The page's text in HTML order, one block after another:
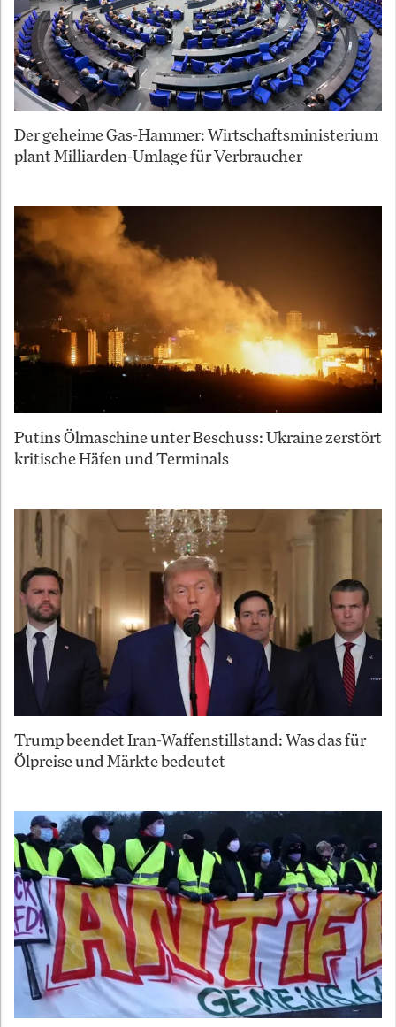
Der geheime Gas-Hammer: Wirtschaftsministerium
plant Milliarden-Umlage für Verbraucher
Putins Ölmaschine unter Beschuss: Ukraine zerstört
kritische Häfen und Terminals
Trump beendet Iran-Waffenstillstand: Was das für
Ölpreise und Märkte bedeutet